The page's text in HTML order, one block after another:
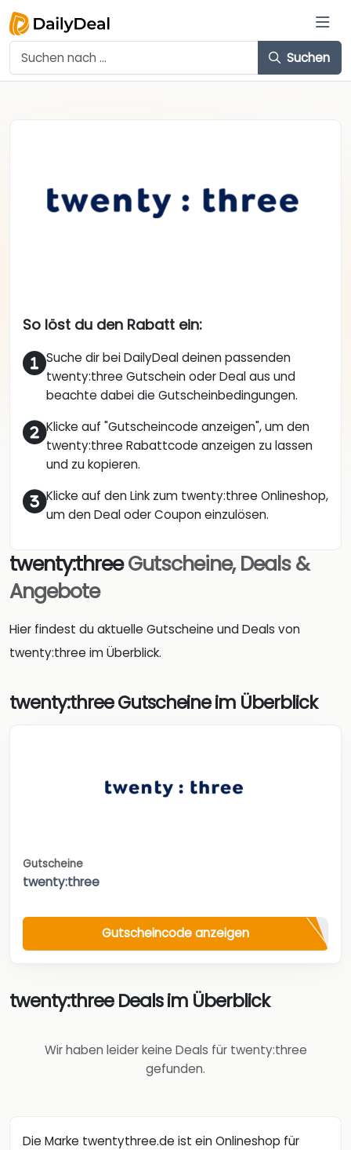
Suchen
So löst du den Rabatt ein:
Suche dir bei DailyDeal deinen passenden
twenty:three Gutschein oder Deal aus und
beachte dabei die Gutscheinbedingungen.
Klicke auf "Gutscheincode anzeigen", um den
twenty:three Rabattcode anzeigen zu lassen
und zu kopieren.
Klicke auf den Link zum twenty:three Onlineshop,
um den Deal oder Coupon einzulösen.
twenty:threeGutscheine, Deals &
Angebote
Hier findest du aktuelle Gutscheine und Deals von
twenty:three im Überblick.
twenty:three Gutscheine im Überblick
Gutscheine
twenty:three
Gutscheincode anzeigen
twenty:three Deals im Überblick
Wir haben leider keine Deals für twenty:three
gefunden.
Die Marke twentythree.de ist ein Onlineshop für